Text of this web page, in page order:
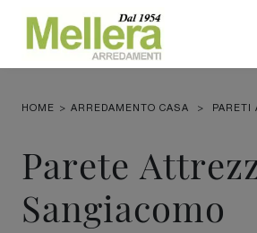
HOME > ARREDAMENTO CASA > PARETI
Parete
Sangiacomo